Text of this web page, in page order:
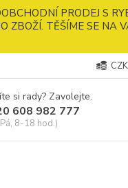
PRODEJ S
ZBOŽÍ. TĚŠÍME SE NA
si rady? Zavolejte.
608 982 777
8-18 hod.)